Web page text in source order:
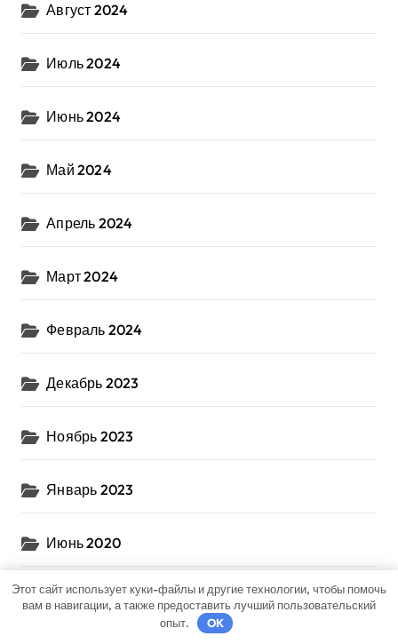
Август 2024
Июль 2024
Июнь 2024
Май 2024
Апрель 2024
Март 2024
Февраль 2024
Декабрь 2023
Ноябрь 2023
Январь 2023
Июнь 2020
Май 2020
Этот сайт использует куки-файлы и другие технологии, чтобы помочь
вам в навигации, а также предоставить лучший пользовательский
опыт.
OK